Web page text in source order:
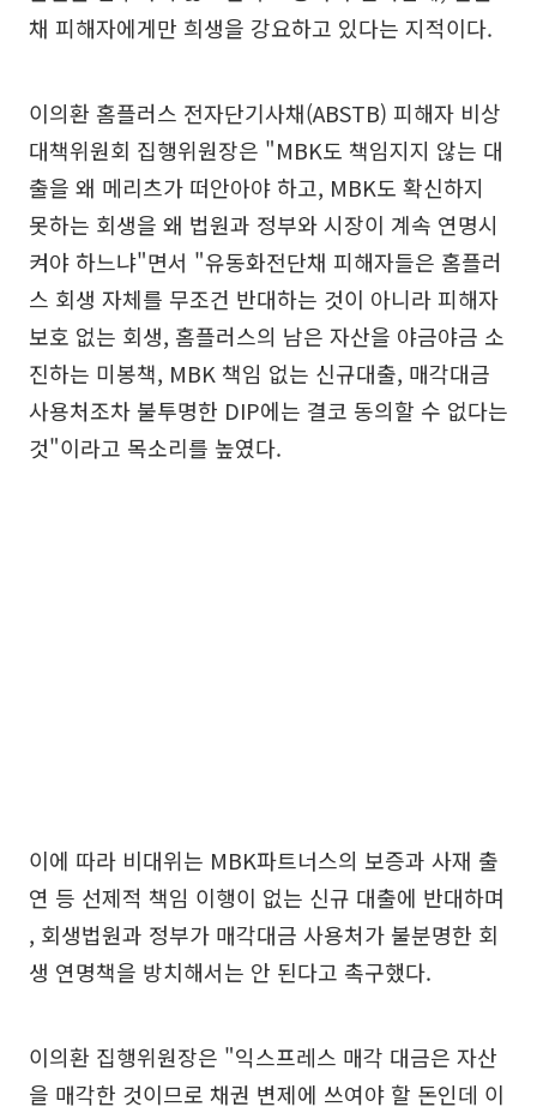
채 피해자에게만 희생을 강요하고 있다는 지적이다.
이의환 홈플러스 전자단기사채(ABSTB) 피해자 비상
대책위원회 집행위원장은 "MBK도 책임지지 않는 대
출을 왜 메리츠가 떠안아야 하고, MBK도 확신하지
못하는 회생을 왜 법원과 정부와 시장이 계속 연명시
켜야 하느냐"면서 "유동화전단채 피해자들은 홈플러
스 회생 자체를 무조건 반대하는 것이 아니라 피해자
보호 없는 회생, 홈플러스의 남은 자산을 야금야금 소
진하는 미봉책, MBK 책임 없는 신규대출, 매각대금
사용처조차 불투명한 DIP에는 결코 동의할 수 없다는
것"이라고 목소리를 높였다.
이에 따라 비대위는 MBK파트너스의 보증과 사재 출
연 등 선제적 책임 이행이 없는 신규 대출에 반대하며
, 회생법원과 정부가 매각대금 사용처가 불분명한 회
생 연명책을 방치해서는 안 된다고 촉구했다.
이의환 집행위원장은 "익스프레스 매각 대금은 자산
을 매각한 것이므로 채권 변제에 쓰여야 할 돈인데 이